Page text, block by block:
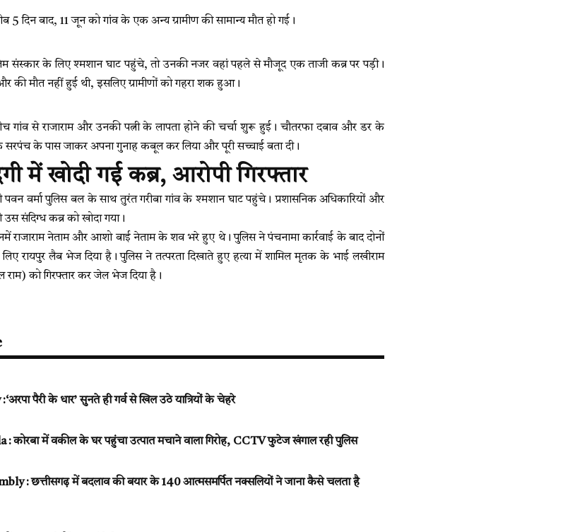
5 दिन बाद, 11 जून को गांव के एक अन्य ग्रामीण की सामान्य मौत हो गई।
संस्कार के लिए श्मशान घाट पहुंचे, तो उनकी नजर वहां पहले से मौजूद एक ताजी कब्र पर पड़ी।
की मौत नहीं हुई थी, इसलिए ग्रामीणों को गहरा शक हुआ।
गांव से राजाराम और उनकी पत्नी के लापता होने की चर्चा शुरू हुई। चौतरफा दबाव और डर के
के पास जाकर अपना गुनाह कबूल कर लिया और पूरी सच्चाई बता दी।
में खोदी गई कब्र, आरोपी गिरफ्तार
पवन वर्मा पुलिस बल के साथ तुरंत गरीबा गांव के श्मशान घाट पहुंचे। प्रशासनिक अधिकारियों और
संदिग्ध कब्र को खोदा गया।
राजाराम नेताम और आशो बाई नेताम के शव भरे हुए थे। पुलिस ने पंचनामा कार्रवाई के बाद दोनों
रायपुर लैब भेज दिया है। पुलिस ने तत्परता दिखाते हुए हत्या में शामिल मृतक के भाई लखीराम
को गिरफ्तार कर जेल भेज दिया है।
पैरी के धार’ सुनते ही गर्व से खिल उठे यात्रियों के चेहरे
में वकील के घर पहुंचा उत्पात मचाने वाला गिरोह, CCTV फुटेज खंगाल रही पुलिस
: छत्तीसगढ़ में बदलाव की बयार के 140 आत्मसमर्पित नक्सलियों ने जाना कैसे चलता है